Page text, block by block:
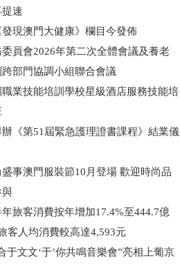
速
現澳門大健康》欄目今發佈
員會2026年第二次全體會議及養老
部門協調小組聯合會議
業技能培訓學校星級酒店服務技能培
《第51屆緊急護理證書課程》結業儀
事澳門服裝節10月登場 歡迎時尚品
與
旅客消費按年增加17.4%至444.7億
客人均消費較高達4,593元
于文文‘于’你共鳴音樂會”亮相上葡京